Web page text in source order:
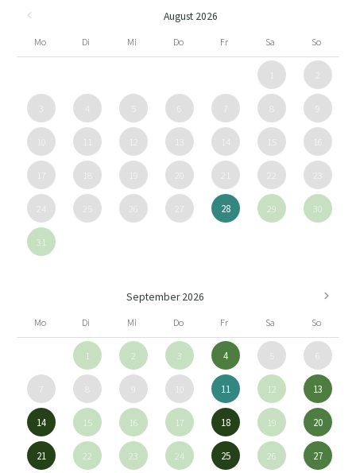
August 2026
Mo Di Mi Do Fr Sa So
28 29 30
31
September 2026
Mo Di Mi Do Fr Sa So
1 2 3 4
11 12 13
14 15 16 17 18 19 20
21 22 23 24 25 26 27